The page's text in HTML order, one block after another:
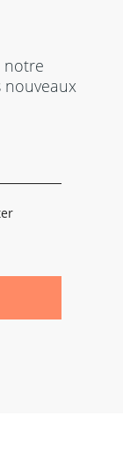
notre
nouveaux